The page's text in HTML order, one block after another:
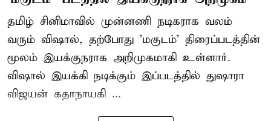
தமிழ் சினிமாவில் முன்னணி நடிகராக வலம்
வரும் விஷால், தற்போது 'மகுடம்' திரைப்படத்தின்
மூலம் இயக்குநராக அறிமுகமாகி உள்ளார்.
விஷால் இயக்கி நடிக்கும் இப்படத்தில் துஷாரா
விஜயன் கதாநாயகி ...